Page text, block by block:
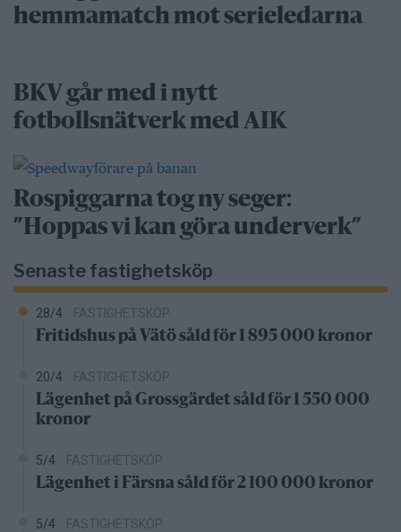
hemmamatch mot serieledarna
BKV går med i nytt
fotbollsnätverk med AIK
Rospiggarna tog ny seger:
”Hoppas vi kan göra underverk”
Senaste fastighetsköp
28/4 FASTIGHETSKÖP
Fritidshus på Vätö såld för 1 895 000 kronor
20/4 FASTIGHETSKÖP
Lägenhet på Grossgärdet såld för 1 550 000
kronor
5/4 FASTIGHETSKÖP
Lägenhet i Färsna såld för 2 100 000 kronor
5/4 FASTIGHETSKÖP